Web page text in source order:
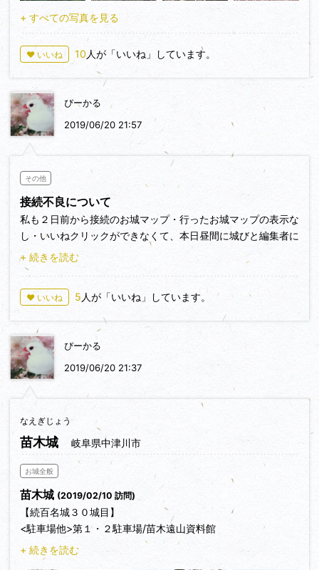
100名城ができたら入るんじゃないでしょうかくらい久々に楽
しめました。帰りは女坂から北根小屋バス停に出て橋本駅に戻
りました。バスは頻繁にきますから安心です。
+ すべての写真を見る
♥ いいね 10人が「いいね」しています。
ぴーかる
2019/06/20 21:57
その他
接続不良について
私も２日前から接続のお城マップ・行ったお城マップの表示な
し・いいねクリックができなくて、本日昼間に城びと編集者に
メール連絡しておきました。今から３時間前程の城びとツイッ
ターに不具合の掲載されておりますよ。Ｉｎｔｅｒｎｅｔ Ｅ
けます。
+ 続きを読む
♥ いいね 5人が「いいね」しています。
ぴーかる
2019/06/20 21:37
なえぎじょう
苗木城 岐阜県中津川市
お城全般
苗木城 (2019/02/10 訪問)
【続百名城３０城目】
<駐車場他>第１・２駐車場/苗木遠山資料館
<交通手段>車
+ 続きを読む